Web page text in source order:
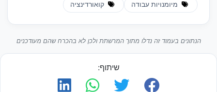
מיומנויות עבודה קואורדינציה
הנתונים בעמוד זה נדלו מתוך המרשתת ולכן לא בהכרח שהם מעודכנים
שיתוף: